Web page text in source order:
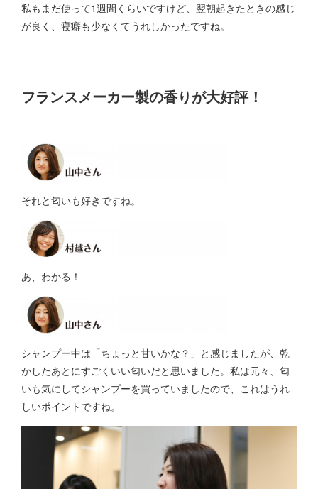
私もまだ使って1週間くらいですけど、翌朝起きたときの感じ
が良く、寝癖も少なくてうれしかったですね。
フランスメーカー製の香りが大好評！
それと匂いも好きですね。
あ、わかる！
シャンプー中は「ちょっと甘いかな？」と感じましたが、乾
かしたあとにすごくいい匂いだと思いました。私は元々、匂
いも気にしてシャンプーを買っていましたので、これはうれ
しいポイントですね。